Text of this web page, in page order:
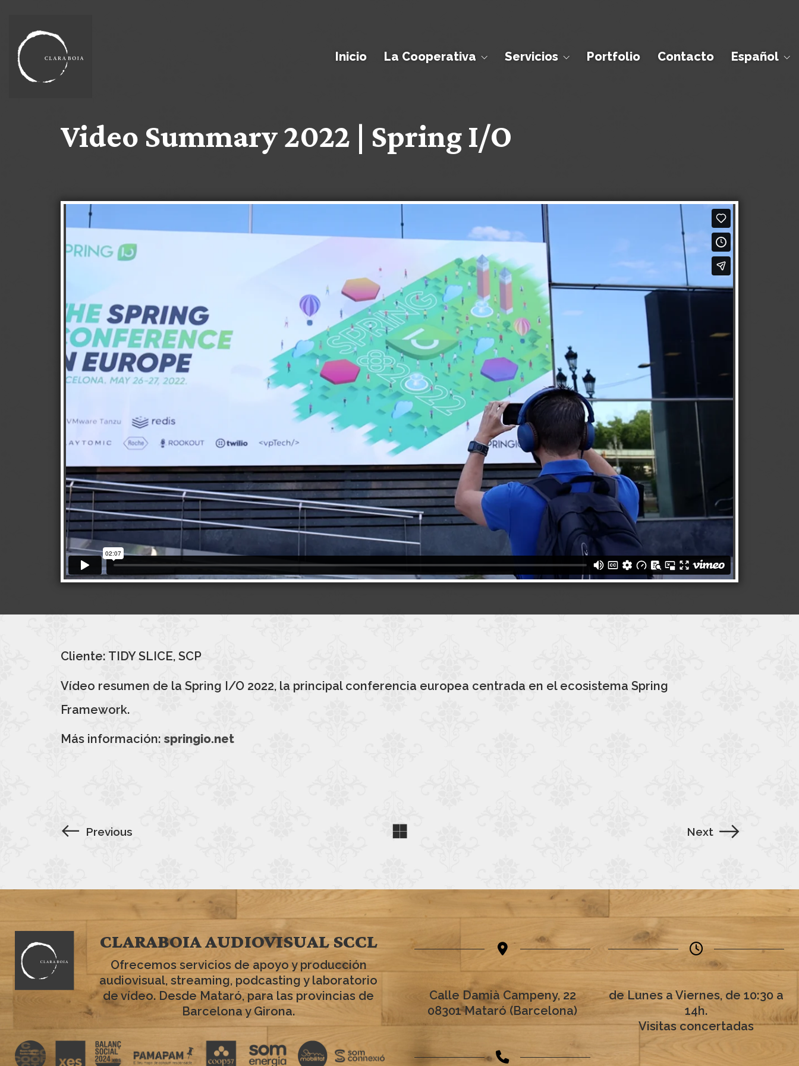
Inicio La Cooperativa Servicios Portfolio Contacto Español
Video Summary 2022 | Spring I/O
Cliente: TIDY SLICE, SCP
Vídeo resumen de la Spring I/O 2022, la principal conferencia europea centrada en el ecosistema Spring
Framework.
Más información: springio.net
Previous Next
CLARABOIA AUDIOVISUAL SCCL
Ofrecemos servicios de apoyo y producción
audiovisual, streaming, podcasting y laboratorio
de vídeo. Desde Mataró, para las provincias de
Barcelona y Girona.
Calle Damià Campeny, 22
08301 Mataró (Barcelona)
de Lunes a Viernes, de 10:30 a
14h.
Visitas concertadas